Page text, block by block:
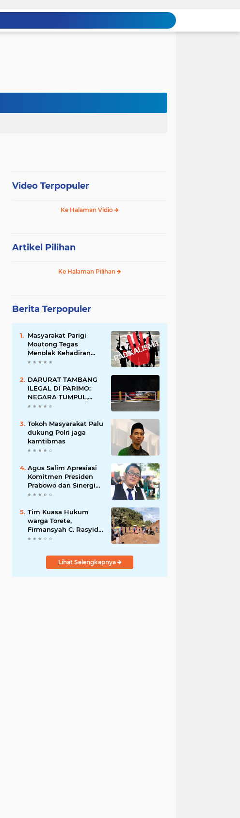
Video Terpopuler
Ke Halaman Vidio
Artikel Pilihan
Ke Halaman Pilihan
Berita Terpopuler
Masyarakat Parigi
Moutong Tegas
Menolak Kehadiran
Ormas Radikal
DARURAT TAMBANG
ILEGAL DI PARIMO:
NEGARA TUMPUL,
MAFIA TAMBANG
Tokoh Masyarakat Palu
dukung Polri jaga
kamtibmas
Agus Salim Apresiasi
Komitmen Presiden
Prabowo dan Sinergi
Aparat Penegak
Pemberantasan
Korupsi
Tim Kuasa Hukum
warga Torete,
Firmansyah C. Rasyid,
S.H., menyampaikan
atas kesalahpahaman
yang berkembang di
Lihat Selengkapnya